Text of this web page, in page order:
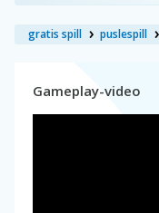
gratis spill puslespill
Gameplay-video